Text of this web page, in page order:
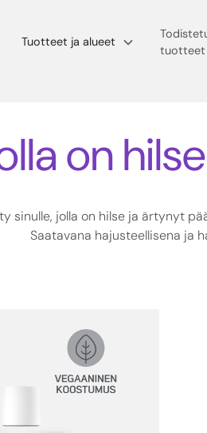
Tuotteet ja alueet
tuotteet
on hilse
sinulle, jolla on hilse ja ärtynyt
Saatavana hajusteellisena ja